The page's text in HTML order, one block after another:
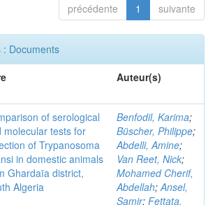
précédente 1 suivante
: Documents
Auteur(s)
of serological
molecular tests for
of Trypanosoma
in domestic animals
Ghardaïa district,
Algeria
Benfodil, Karima;
Büscher, Philippe;
Abdelli, Amine;
Van Reet, Nick;
Mohamed Cherif,
Abdellah;Ansel,
Samir; Fettata,